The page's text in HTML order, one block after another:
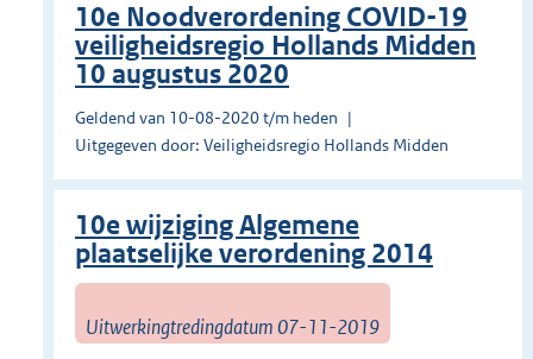
10e Noodverordening COVID-19
veiligheidsregio Hollands Midden
10 augustus 2020
Geldend van 10-08-2020 t/m heden
Uitgegeven door: Veiligheidsregio Hollands Midden
10e wijziging Algemene
plaatselijke verordening 2014
Uitwerkingtredingdatum 07-11-2019